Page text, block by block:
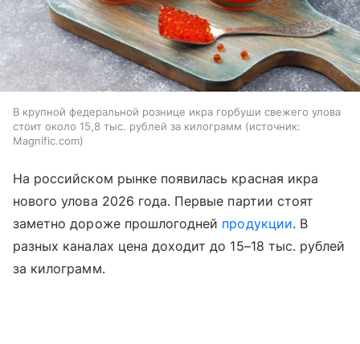
В крупной федеральной рознице икра горбуши свежего улова
стоит около 15,8 тыс. рублей за килограмм
источник:
Magnific.com
На российском рынке появилась красная икра
нового улова 2026 года. Первые партии стоят
заметно дороже прошлогодней продукции. В
разных каналах цена доходит до 15–18 тыс. рублей
за килограмм.